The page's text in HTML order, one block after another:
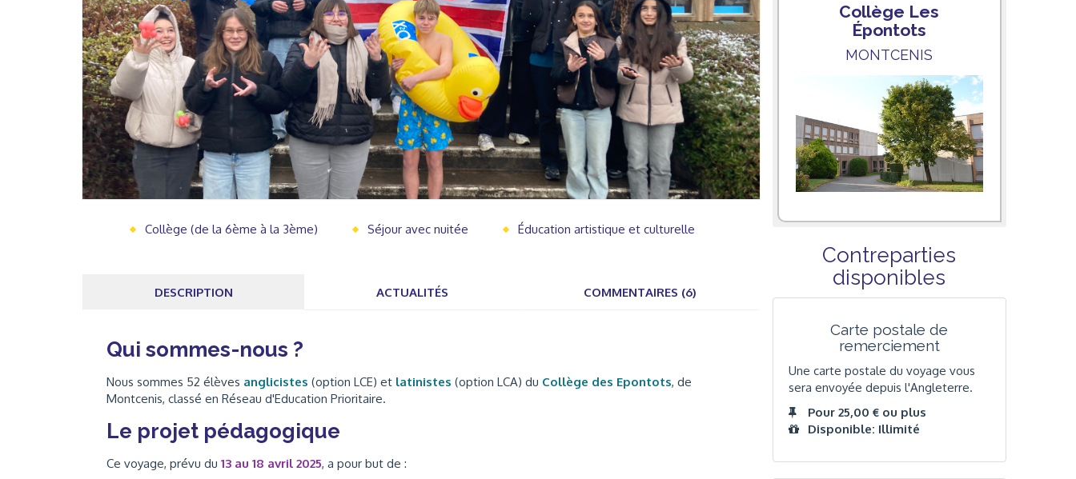
Collège (de la 6ème à la 3ème) Séjour avec nuitée Éducation artistique et culturelle
DESCRIPTION ACTUALITÉS COMMENTAIRES (6)
Qui sommes-nous ?
Nous sommes 52 élèves anglicistes (option LCE) et latinistes (option LCA) du Collège des Epontots, de
Montcenis, classé en Réseau d'Education Prioritaire.
Le projet pédagogique
Ce voyage, prévu du 13 au 18 avril 2025, a pour but de :
Collège Les
Épontots
MONTCENIS
Contreparties
disponibles
Carte postale de
remerciement
Une carte postale du voyage vous
sera envoyée depuis l'Angleterre.
Pour 25,00 € ou plus
Disponible: Illimité